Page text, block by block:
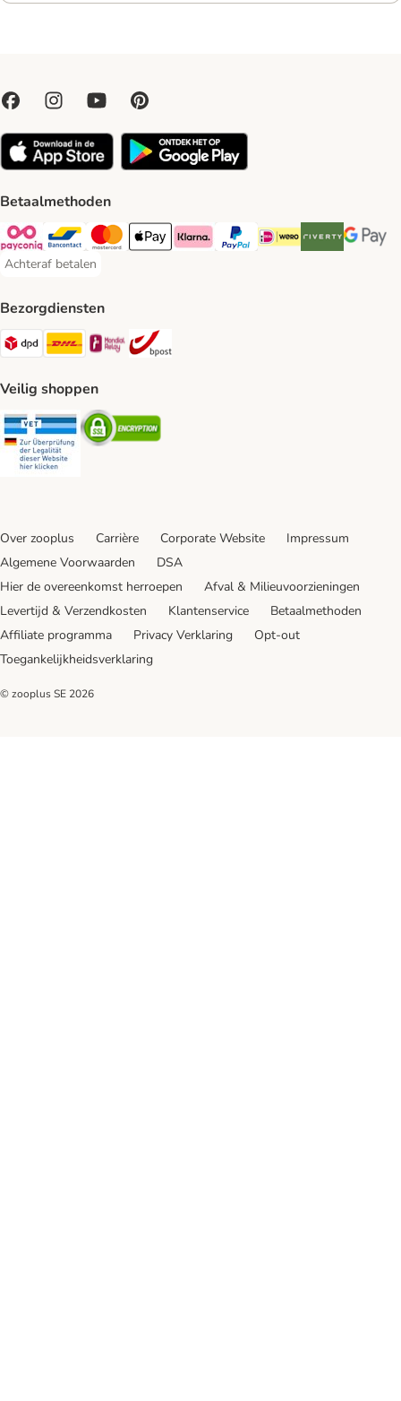
Betaalmethoden
Payconiq Payment Method
Bancontact Payment Method
Mastercard Payment Method
Apple Pay Payment Method
Klarna Payment Method
PayPal Payment Method
iDeal Payment Method
Riverty Payment
Google
Achteraf betalen
Achteraf betalen Payment Method
Bezorgdiensten
Dpd Shipping Method
DHL Shipping Method
Mondial Relay Shipping Method
Veilig shoppen
Security Security
Over zooplus Carrière Corporate Website
Impressum
Algemene Voorwaarden
DSA
Hier de overeenkomst herroepen
Afval & Milieuvoorzieningen
Levertijd & Verzendkosten
Klantenservice
Betaalmethoden
Affiliate programma
Privacy Verklaring
Opt-out
Toegankelijkheidsverklaring
© zooplus SE 2026